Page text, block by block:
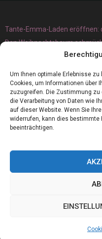
Um Ihnen optimale Erlebnisse
Cookies, um Informationen über
zuzugreifen. Die Zustimmung
die Verarbeitung von Daten wie
auf dieser Website. Wenn Sie
widerrufen, kann dies bestimmte
beeinträchtigen.
Tante-Emma-Laden eröffnen:
Den Weihnachtsbaum